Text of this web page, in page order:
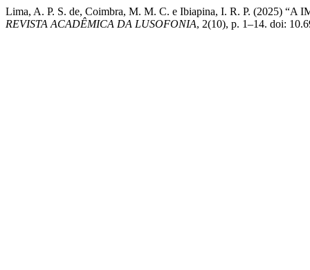
Lima, A. P. S. de, Coimbra, M. M. C. e Ibiapina, I. R. P. (2025)
REVISTA ACADÊMICA DA LUSOFONIA, 2(10), p. 1–14. doi: